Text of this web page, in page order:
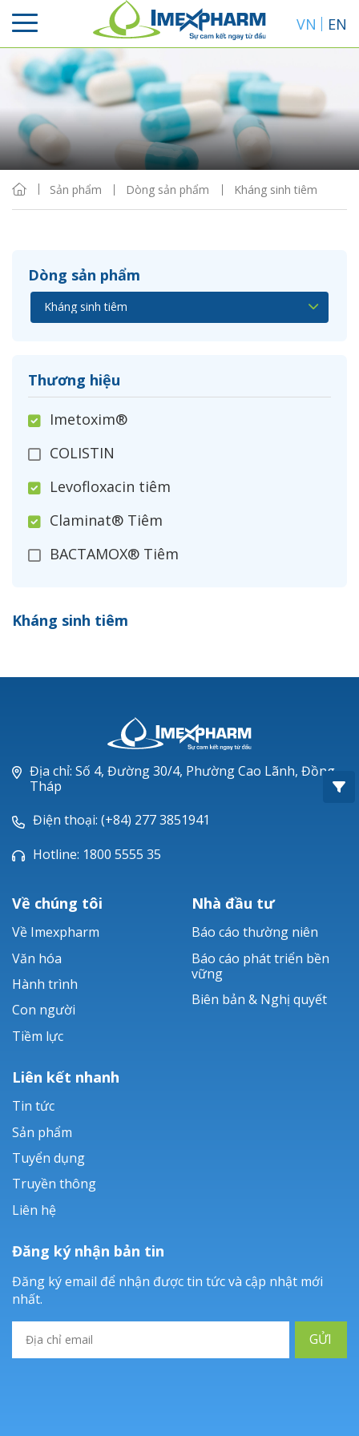
VN EN
Sản phẩm Dòng sản phẩm Kháng sinh tiêm
Dòng sản phẩm
Thương hiệu
Imetoxim®
COLISTIN
Levofloxacin tiêm
Claminat® Tiêm
BACTAMOX® Tiêm
Ceftizoxim®
Piperacillin
Ticarlinat®
Zobacta®
Bacsulfo®
Kháng sinh tiêm
Sắp xếp
Hiển thị
Địa chỉ: Số 4, Đường 30/4, Phường Cao Lãnh, Đồng
Tháp
Điện thoại: (+84) 277 3851941
Hotline: 1800 5555 35
Về chúng tôi
Về Imexpharm
Văn hóa
Hành trình
Con người
Tiềm lực
Nhà đầu tư
Báo cáo thường niên
Báo cáo phát triển bền
vững
Biên bản & Nghị quyết
Liên kết nhanh
Tin tức
Sản phẩm
Tuyển dụng
Truyền thông
Liên hệ
Đăng ký nhận bản tin
Đăng ký email để nhận được tin tức và cập nhật mới
nhất.
GỬI